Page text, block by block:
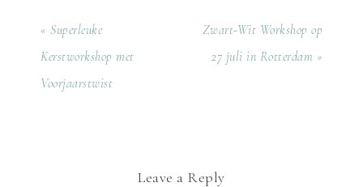
« Superleuke
Kerstworkshop met
Voorjaarstwist
Zwart-Wit Workshop op
27 juli in Rotterdam »
Leave a Reply